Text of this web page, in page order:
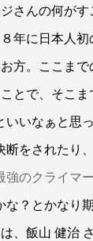
さんの何が
年に日本人
方。ここま
とで、そこ
いなぁと思
断をされたり
のクライマ
？とかなり
、飯山 健治